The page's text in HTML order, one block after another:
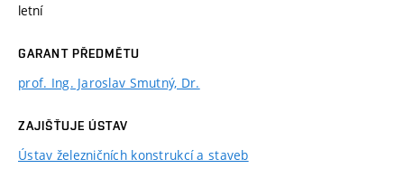
letní
GARANT PŘEDMĚTU
prof. Ing. Jaroslav Smutný, Dr.
ZAJIŠŤUJE ÚSTAV
Ústav železničních konstrukcí a staveb